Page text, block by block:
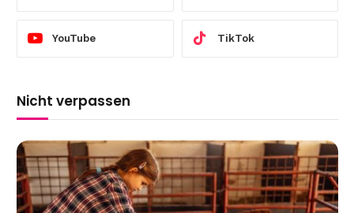
YouTube TikTok
Nicht verpassen